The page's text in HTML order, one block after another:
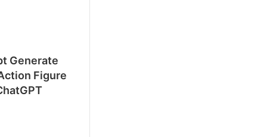
Generate
Figure